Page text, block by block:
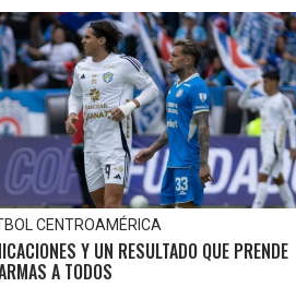
CENTROAMÉRICA
Y UN RESULTADO QUE PRENDE
A TODOS